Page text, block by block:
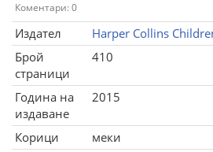
Коментари: 0
Издател
Harper Collins
Брой
страници
410
Година на
издаване
2015
Корици
меки